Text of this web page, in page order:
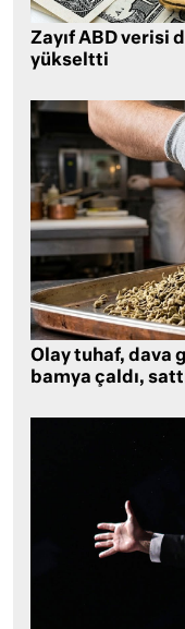
Zayıf ABD verisi
yükseltti
Olay tuhaf, dava
bamya çaldı,